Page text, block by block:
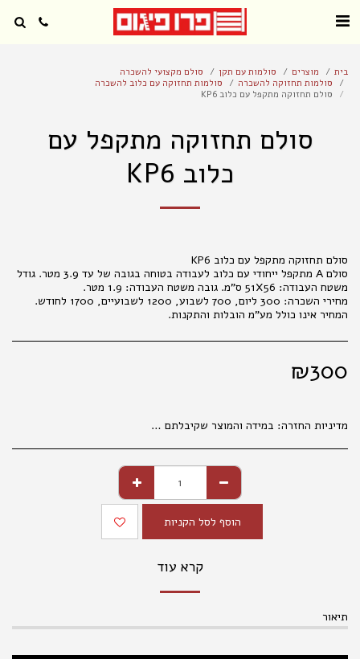
בית מוצרים סולמות עם תקן
סולם מקצועי להשכרה
סולמות תחזוקה להשכרה
סולמות תחזוקה עם כלוב להשכרה
סולם תחזוקה מתקפל עם כלוב KP6
סולם תחזוקה מתקפל עם
כלוב KP6
סולם A מתקפל ייחודי עם כלוב לעבודה בטוחה בגובה של עד 3.9 מטר. גודל
המחיר אינו כולל מע"מ הובלות והתקנות.
₪300
מדיניות החזרה: במידה והמוצר שקיבלתם אינו עונה על ציפיותיכם, פנו למחלקת קשרי לקוחות מרגע קבלת המשלוח (עד שני ימי עבודה), בכדי שנוכל לטפל בפנייתכם בהתאם לנהלים. 035177847 החלפת מוצרים אפשרית בפנייה טלפונית או בסניפי הרשת, באריזה המקורית בלבד ובשלמותם. במידה ויתגלו שינויים במחירי המוצרים, המחיר הקובע הוא המחיר המופיע בחנויות ובמרכז ההזמנות. המחיר הקטלוגי הנו למכירה בחנויות . במכירה מרחוק, יתווסף מחיר שילוח, כמפורט באתר האינטרנט. אין החזרות של נעליים . החלפת והחזרת מוצרים , , אפשרית באריזתם המקורית בלבד ובשלמותם תוך 14 ימים מיום הקניה. ברחוב מגן אברהם 3 תל אביב.
הוסף לסל הקניות
קרא עוד
תיאור